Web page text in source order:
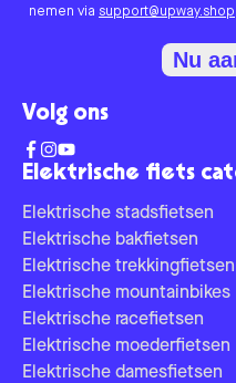
Elektrische fiets
Elektrische stadsfietsen
Elektrische bakfietsen
Elektrische trekkingfietsen
Elektrische mountainbikes
Elektrische racefietsen
Elektrische moederfietsen
Elektrische damesfietsen
nemen via support@upway.shop
Nu
Volg ons